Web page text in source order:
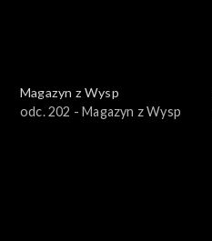
Magazyn z Wysp
odc. 202 - Magazyn z Wysp